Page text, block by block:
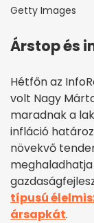
Getty Images
Árstop és
Hétfőn az
volt Nagy
maradnak a
infláció
növekvő
meghaladhatja
típusú
ársapkát.